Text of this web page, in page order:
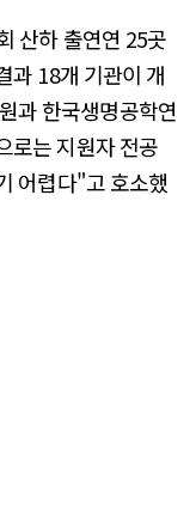
산하 출연연 25곳
과 18개 기관이 개
과 한국생명공학연
로는 지원자 전공
어렵다"고 호소했